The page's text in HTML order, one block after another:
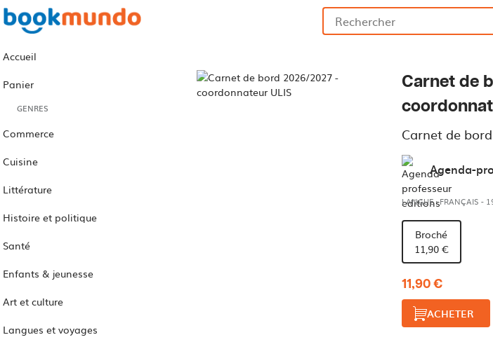
Accueil
Panier
GENRES
Commerce
Cuisine
Littérature
Histoire et politique
Santé
Enfants & jeunesse
Art et culture
Langues et voyages
Carnet de
Carnet de
Agenda-
LANGUE : FRANÇAIS -
Broché
11,90 €
11,90 €
ACHETER